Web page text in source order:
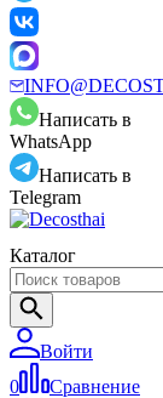
Написать в
WhatsApp
Написать в
Telegram
Каталог
Войти
0
Сравнение